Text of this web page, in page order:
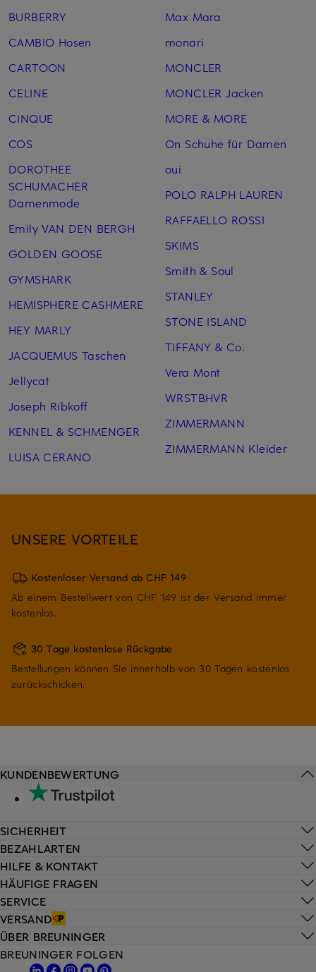
BURBERRY
CAMBIO Hosen
CARTOON
CELINE
CINQUE
COS
DOROTHEE
SCHUMACHER
Damenmode
Emily VAN DEN BERGH
GOLDEN GOOSE
GYMSHARK
HEMISPHERE CASHMERE
HEY MARLY
JACQUEMUS Taschen
Jellycat
Joseph Ribkoff
KENNEL & SCHMENGER
LUISA CERANO
Max Mara
monari
MONCLER
MONCLER Jacken
MORE & MORE
On Schuhe für Damen
oui
POLO RALPH LAUREN
RAFFAELLO ROSSI
SKIMS
Smith & Soul
STANLEY
STONE ISLAND
TIFFANY & Co.
Vera Mont
WRSTBHVR
ZIMMERMANN
ZIMMERMANN Kleider
UNSERE VORTEILE
Kostenloser Versand ab CHF 149
Ab einem Bestellwert von CHF 149 ist der Versand immer
kostenlos.
30 Tage kostenlose Rückgabe
Bestellungen können Sie innerhalb von 30 Tagen kostenlos
zurückschicken.
HILFE & KONTAKT
HÄUFIGE FRAGEN
SERVICE
VERSAND
KUNDENBEWERTUNG
SICHERHEIT
BEZAHLARTEN
ÜBER BREUNINGER
BREUNINGER FOLGEN